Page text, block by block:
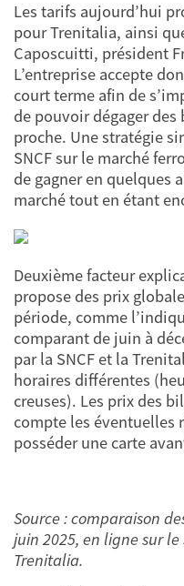
Les tarifs aujourd’hui
pour Trenitalia, ainsi
Caposcuitti, président
L’entreprise accepte
court terme afin de
de pouvoir dégager
proche. Une stratégie
SNCF sur le marché
de gagner en quelques
marché tout en étant
Deuxième facteur
propose des prix
période, comme
comparant de juin à
par la SNCF et la
horaires différentes
creuses). Les prix des
compte les éventuelles
posséder une carte
Source : comparaison
juin 2025, en ligne sur le
Trenitalia.